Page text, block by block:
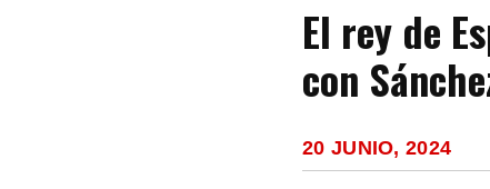
El rey de
con
20 JUNIO, 2024